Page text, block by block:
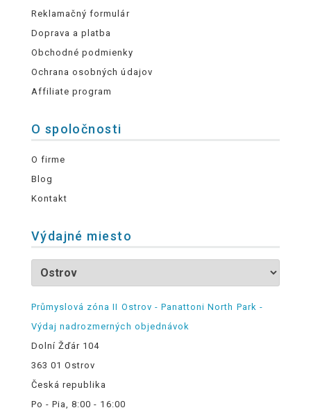
Reklamačný formulár
Doprava a platba
Obchodné podmienky
Ochrana osobných údajov
Affiliate program
O spoločnosti
O firme
Blog
Kontakt
Výdajné miesto
Průmyslová zóna II Ostrov - Panattoni North Park -
Výdaj nadrozmerných objednávok
Dolní Žďár 104
363 01 Ostrov
Česká republika
Po - Pia, 8:00 - 16:00